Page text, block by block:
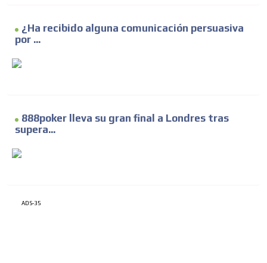
¿Ha recibido alguna comunicación persuasiva
por ...
888poker lleva su gran final a Londres tras
supera...
ADS-35